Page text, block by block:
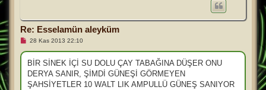
Re: Esselamün aleyküm
O
u
n
a
m
28 Kas 2013 22:10
BİR SİNEK İÇİ SU DOLU ÇAY TABAĞINA DÜŞER ONU
DERYA SANIR, ŞİMDİ GÜNEŞİ GÖRMEYEN
ŞAHSİYETLER 10 WALT LIK AMPULLÜ GÜNEŞ SANIYOR